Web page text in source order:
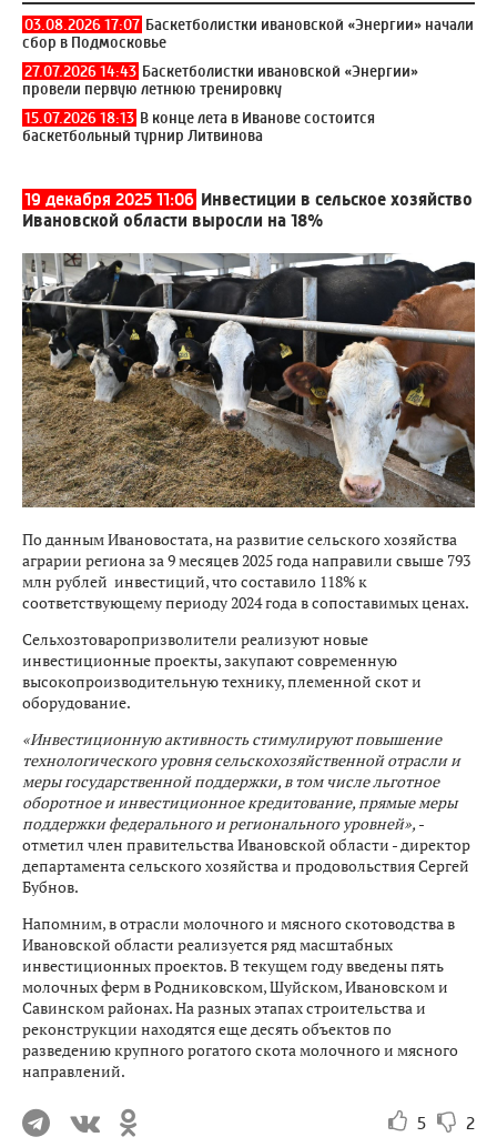
03.08.2026 17:07 Баскетболистки ивановской «Энергии» начали
сбор в Подмосковье
27.07.2026 14:43 Баскетболистки ивановской «Энергии»
провели первую летнюю тренировку
15.07.2026 18:13 В конце лета в Иванове состоится
баскетбольный турнир Литвинова
19 декабря 2025 11:06 Инвестиции в сельское хозяйство
Ивановской области выросли на 18%
По данным Ивановостата, на развитие сельского хозяйства
аграрии региона за 9 месяцев 2025 года направили свыше 793
млн рублей инвестиций, что составило 118% к
соответствующему периоду 2024 года в сопоставимых ценах.
Сельхозтоваропризволители реализуют новые
инвестиционные проекты, закупают современную
высокопроизводительную технику, племенной скот и
оборудование.
«Инвестиционную активность стимулируют повышение
технологического уровня сельскохозяйственной отрасли и
меры государственной поддержки, в том числе льготное
оборотное и инвестиционное кредитование, прямые меры
поддержки федерального и регионального уровней», -
отметил член правительства Ивановской области - директор
департамента сельского хозяйства и продовольствия Сергей
Бубнов.
Напомним, в отрасли молочного и мясного скотоводства в
Ивановской области реализуется ряд масштабных
инвестиционных проектов. В текущем году введены пять
молочных ферм в Родниковском, Шуйском, Ивановском и
Савинском районах. На разных этапах строительства и
реконструкции находятся еще десять объектов по
разведению крупного рогатого скота молочного и мясного
направлений.
5 2